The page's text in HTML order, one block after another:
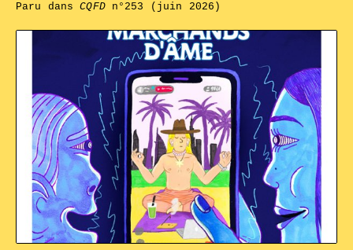
Paru dansCQFDn°253 (juin 2026)